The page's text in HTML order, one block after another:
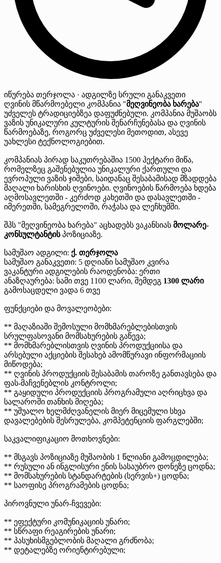
იწურება თერჯოლა · ადგილზე სრული განაკვეთი
ღვინის მწარმოებელი კომპანია "მეღვინეობა ხარება"
უძველეს ტრადიციებზეა დაფუძნებული. კომპანია მუშაობს
ვაზის უნიკალური კულტურის შენარჩუნებასა და ღვინის
წარმოებაზე, როგორც უძველესი მეთოდით, ასევე
უახლესი ტექნოლოგიებით.
კომპანიას პირად საკუთრებაშია 1500 ჰექტარი მიწა,
რომელზეც გაშენებულია უნიკალური ქართული და
ევროპული ვაზის ჯიშები, საიდანაც შესაბამისად მზადდება
მაღალი ხარისხის ღვინოები. ღვინოების წარმოება ხდება
აღმოსავლეთში - კერძოდ კახეთში და დასავლეთში -
იმერეთში, სამეგრელოში, რაჭასა და ლეჩხუმში.
შპს "მეღვინეობა ხარება" აცხადებს ვაკანსიას მოლარე-
კონსულტანტისპოზიციაზე.
სამუშაო ადგილი: ქ. თერჯოლა
სამუშაო განაკვეთი: 5 დღიანი სამუშაო კვირა
ვაკანტური ადგილების რაოდენობა: ერთი
ანაზღაურება: სამი თვე 1100 ლარი, შემდეგ 1300 ლარი
გამოსაცდელი ვადა 6 თვე
ფუნქციები და მოვალეობები:
** მაღაზიაში შემოსული მომხმარებლებისთვის
სრულფასოვანი მომსახურების გაწევა;
** მომხმარებლისთვის ღვინის პროდუქციისა და
არსებული აქციების შესახებ ამომწურავი ინფორმაციის
მიწოდება;
** ღვინის პროდუქციის შესაბამის თაროზე განთავსება და
ფას-მაჩვენებლის კონტროლი;
** გაყიდული პროდუქციის პროგრამული აღრიცხვა და
სალაროში თანხის მიღება;
** უშუალო ხელმძღვანელის მიერ მიცემული სხვა
დავალებების შესრულება, კომპეტენციის ფარგლებში;
საკვალიფიკაციო მოთხოვნები:
** მსგავს პოზიციაზე მუშაობის 1 წლიანი გამოცდილება;
** რუსული ან ინგლისური ენის სასაუბრო დონეზე ცოდნა;
** მომსახურების სტანდარტების (სერვის+) ცოდნა;
** საოფისე პროგრამების ცოდნა;
პიროვნული უნარ-ჩვევები:
** ეფექტური კომუნიკაციის უნარი;
** სწრაფი რეაგირების უნარი;
** პასუხისმგებლობის მაღალი გრძნობა;
** დეტალებზე ორიენტირებული;